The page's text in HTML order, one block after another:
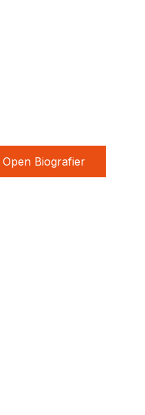
Open Biografier